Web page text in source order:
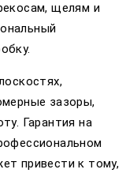
щелям и
зазоры,
Гарантия на
привести к тому,